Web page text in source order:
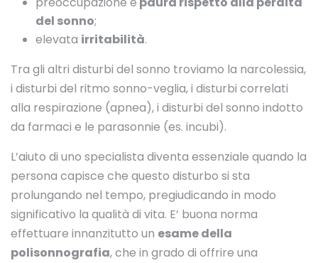
del sonno;
elevata irritabilità.
Tra gli altri disturbi del sonno troviamo la narcolessia,
i disturbi del ritmo sonno-veglia, i disturbi correlati
alla respirazione (apnea), i disturbi del sonno indotto
da farmaci e le parasonnie (es. incubi).
L’aiuto di uno specialista diventa essenziale quando la
persona capisce che questo disturbo si sta
prolungando nel tempo, pregiudicando in modo
significativo la qualità di vita. E’ buona norma
effettuare innanzitutto un esame della
polisonnografia, che in grado di offrire una